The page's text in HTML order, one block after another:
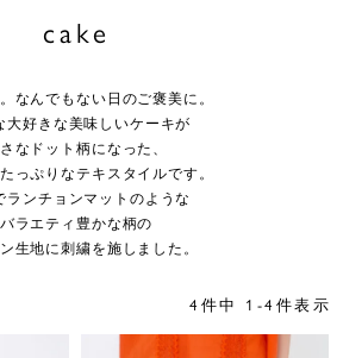
cake
なんでもない日のご褒美に。
大好きな美味しいケーキが
なドット柄になった、
っぷりなテキスタイルです。
ランチョンマットのような
バラエティ豊かな柄の
生地に刺繍を施しました。
4件中 1 -4件表示